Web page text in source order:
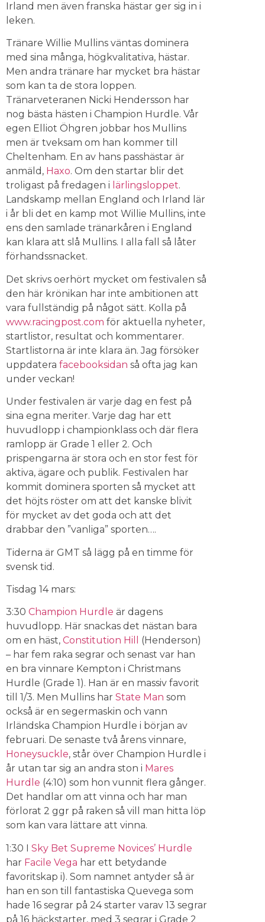
Irland men även franska hästar ger sig in i
leken.
Tränare Willie Mullins väntas dominera
med sina många, högkvalitativa, hästar.
Men andra tränare har mycket bra hästar
som kan ta de stora loppen.
Tränarveteranen Nicki Hendersson har
nog bästa hästen i Champion Hurdle. Vår
egen Elliot Öhgren jobbar hos Mullins
men är tveksam om han kommer till
Cheltenham. En av hans passhästar är
anmäld, Haxo. Om den startar blir det
troligast på fredagen i lärlingsloppet.
Landskamp mellan England och Irland lär
i år bli det en kamp mot Willie Mullins, inte
ens den samlade tränarkåren i England
kan klara att slå Mullins. I alla fall så låter
förhandssnacket.
Det skrivs oerhört mycket om festivalen så
den här krönikan har inte ambitionen att
vara fullständig på något sätt. Kolla på
www.racingpost.com för aktuella nyheter,
startlistor, resultat och kommentarer.
Startlistorna är inte klara än. Jag försöker
uppdatera facebooksidan så ofta jag kan
under veckan!
Under festivalen är varje dag en fest på
sina egna meriter. Varje dag har ett
huvudlopp i championklass och där flera
ramlopp är Grade 1 eller 2. Och
prispengarna är stora och en stor fest för
aktiva, ägare och publik. Festivalen har
kommit dominera sporten så mycket att
det höjts röster om att det kanske blivit
för mycket av det goda och att det
drabbar den ”vanliga” sporten….
Tiderna är GMT så lägg på en timme för
svensk tid.
Tisdag 14 mars:
3:30 Champion Hurdle är dagens
huvudlopp. Här snackas det nästan bara
om en häst, Constitution Hill
(Henderson)
– har fem raka segrar och senast var han
en bra vinnare Kempton i Christmans
Hurdle (Grade 1). Han är en massiv favorit
till 1/3. Men Mullins har State Man som
också är en segermaskin och vann
Irländska Champion Hurdle i början av
februari. De senaste två årens vinnare,
Honeysuckle, står över Champion Hurdle i
år utan tar sig an andra ston i Mares
Hurdle (4:10) som hon vunnit flera gånger.
Det handlar om att vinna och har man
förlorat 2 ggr på raken så vill man hitta löp
som kan vara lättare att vinna.
1:30 I Sky Bet Supreme Novices’ Hurdle
har Facile Vega har ett betydande
favoritskap i). Som namnet antyder så är
han en son till fantastiska Quevega som
hade 16 segrar på 24 starter varav 13 segrar
på 16 häckstarter, med 3 segrar i Grade 2